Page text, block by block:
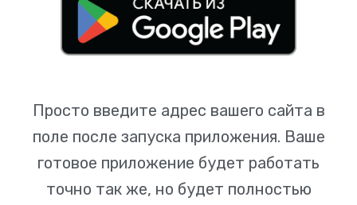
Просто введите адрес вашего сайта в
поле после запуска приложения. Ваше
готовое приложение будет работать
точно так же, но будет полностью